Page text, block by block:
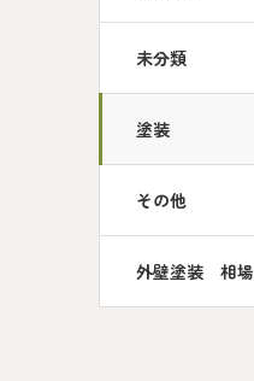
未分類
塗装
その他
外壁塗装 相場